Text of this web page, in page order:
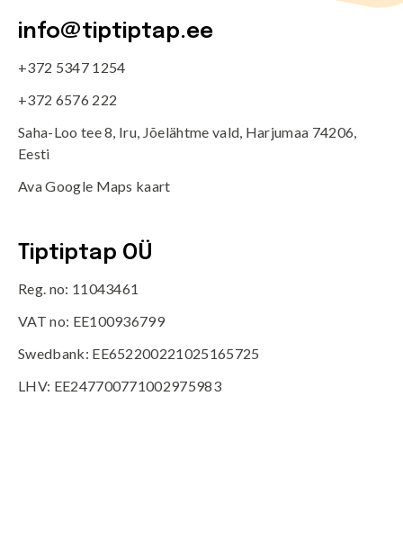
info@tiptiptap.ee
+372 5347 1254
+372 6576 222
Saha-Loo tee 8, Iru, Jõelähtme vald, Harjumaa 74206,
Eesti
Ava Google Maps kaart
Tiptiptap OÜ
Reg. no: 11043461
VAT no: EE100936799
Swedbank: EE652200221025165725
LHV: EE247700771002975983